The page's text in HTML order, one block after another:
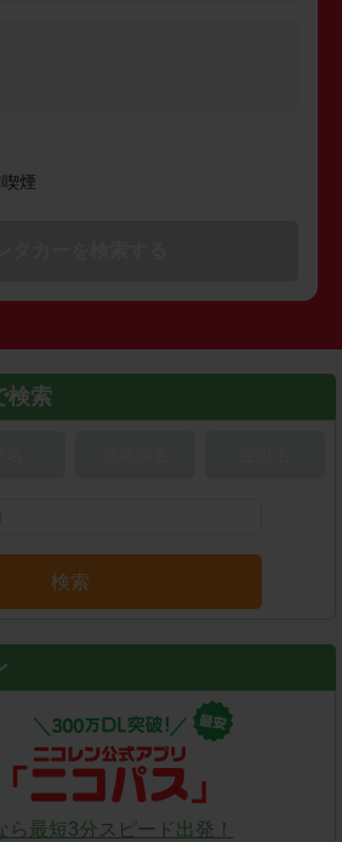
喫煙
検索
検索
最短3分スピード出発！